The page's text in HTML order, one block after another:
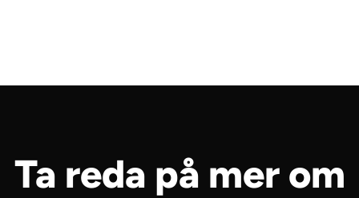
Ta reda på mer om